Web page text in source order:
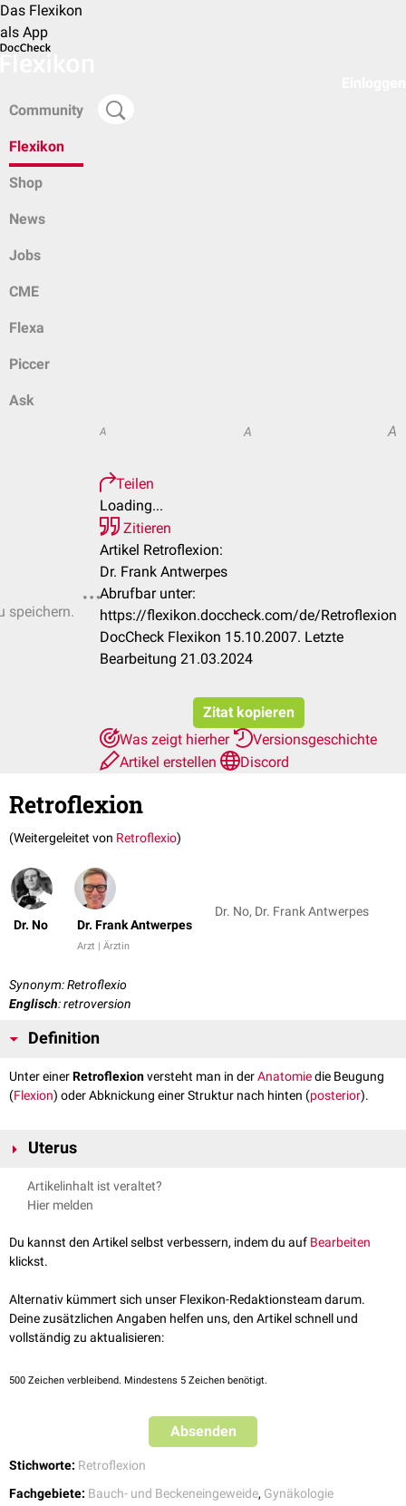
Das Flexikon
als App
Community
Flexikon
Shop
News
Jobs
CME
Flexa
Piccer
Ask
speichern.
A A A
Teilen
Loading...
Zitieren
Artikel Retroflexion:
Dr. Frank Antwerpes
Abrufbar unter:
https://flexikon.doccheck.com/de/Retroflexion
DocCheck Flexikon 15.10.2007. Letzte
Bearbeitung 21.03.2024
Zitat kopieren
Was zeigt hierher
Versionsgeschichte
Artikel erstellen
Discord
Retroflexion
(Weitergeleitet von Retroflexio)
Dr. No Dr. Frank Antwerpes
Arzt | Ärztin
Dr. No, Dr. Frank Antwerpes
Synonym: Retroflexio
Englisch: retroversion
Definition
Unter einerRetroflexionversteht man in derAnatomiedie Beugung
(Flexion) oder Abknickung einer Struktur nach hinten (posterior).
Uterus
Retroflexion des Uterus (
Corpus uteri
in Richtung des
Os sacrum
Artikelinhalt ist veraltet?
Hier melden
Du kannst den Artikel selbst verbessern, indem du auf Bearbeiten
klickst.
Alternativ kümmert sich unser Flexikon-Redaktionsteam darum.
Deine zusätzlichen Angaben helfen uns, den Artikel schnell und
vollständig zu aktualisieren:
500 Zeichen verbleibend. Mindestens 5 Zeichen benötigt.
Absenden
Stichworte: Retroflexion
Fachgebiete: Bauch- und Beckeneingeweide, Gynäkologie